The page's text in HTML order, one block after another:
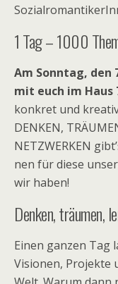
1 Tag – 1000
Am Sonn­tag, den
mit euch im Haus
kon­kret und
DENKEN,
NETZWERKEN
nen für diese
wir haben!
Den­ken, träu­men,
Einen gan­zen Tag
Visio­nen, Pro­jekte